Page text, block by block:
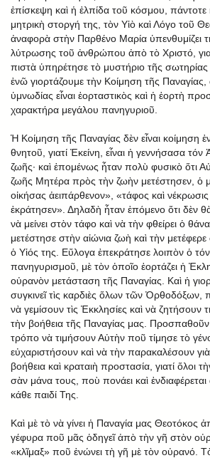
ἐπίσκεψη καὶ ἡ ἐλπίδα τοῦ κόσμου, πάντοτε
μητρικὴ στοργή της, τὸν Υἱὸ καὶ Λόγο τοῦ
ἀναφορὰ στὴν Παρθένο Μαρία ὑπενθυμίζει
λύτρωσης τοῦ ἀνθρώπου ἀπὸ τὸ Χριστό,
πιστὰ ὑπηρέτησε τὸ μυστήριο τῆς σωτηρίας
ἐνῶ γιορτάζουμε τὴν Κοίμηση τῆς Παναγίας,
ὑμνωδίας εἶναι ἑορταστικὸς καὶ ἡ ἑορτὴ
χαρακτήρα μεγάλου πανηγυριοῦ.
Ἡ Κοίμηση τῆς Παναγίας δὲν εἶναι κοίμηση
θνητοῦ, γιατί Ἐκείνη, εἶναι ἡ γεννήσασα τόν
ζωῆς· καὶ ἑπομένως ἦταν πολὺ φυσικὸ ὅτι
ζωῆς Μητέρα πρὸς τὴν ζωὴν μετέστησεν, ὁ
οἰκήσας ἀειπάρθενον», «τάφος καὶ
ἐκράτησεν». Δηλαδὴ ἦταν ἑπόμενο ὅτι δὲν
νὰ μείνει στὸν τάφο καὶ νὰ τὴν φθείρει ὁ
μετέστησε στὴν αἰώνια ζωὴ καὶ τὴν
ὁ Υἱός της. Εὔλογα ἐπεκράτησε λοιπὸν ὁ
πανηγυρισμοῦ, μὲ τὸν ὁποῖο ἑορτάζει ἡ
οὐρανὸν μετάσταση τῆς Παναγίας. Καὶ ἡ
συγκινεῖ τὶς καρδιὲς ὅλων τῶν Ὀρθοδόξων,
νὰ γεμίσουν τὶς Ἐκκλησίες καὶ νὰ ζητήσουν
τὴν βοήθεια τῆς Παναγίας μας.
τρόπο νὰ τιμήσουν Αὐτὴν ποῦ τίμησε τὸ
εὐχαριστήσουν καὶ νὰ τὴν παρακαλέσουν
βοήθεια καὶ κραταιὴ προστασία, γιατί ὅλοι
σὰν μάνα τους, ποὺ πονάει καὶ ἐνδιαφέρεται
κάθε παιδί Της.
Καὶ μὲ τὸ νὰ γίνει ἡ Παναγία μας Θεοτόκος
γέφυρα ποῦ μᾶς ὁδηγεῖ ἀπὸ τὴν γῆ στὸν
«κλῖμαξ» ποῦ ἑνώνει τὴ γῆ μὲ τὸν οὐρανό.